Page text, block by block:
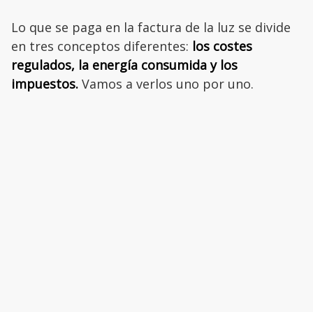
Lo que se paga en la factura de la luz se divide
en tres conceptos diferentes: los costes
regulados, la energía consumida y los
impuestos. Vamos a verlos uno por uno.